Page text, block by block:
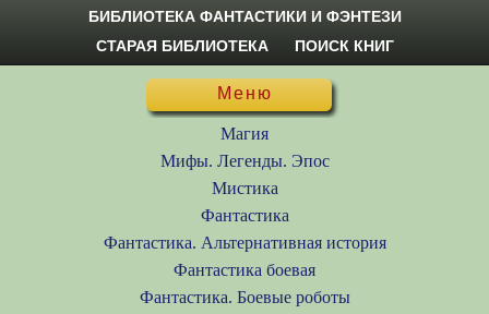
БИБЛИОТЕКА ФАНТАСТИКИ И ФЭНТЕЗИ
СТАРАЯ БИБЛИОТЕКА
ПОИСК КНИГ
Меню
Магия
Мифы. Легенды. Эпос
Мистика
Фантастика
Фантастика. Альтернативная история
Фантастика боевая
Фантастика. Боевые роботы